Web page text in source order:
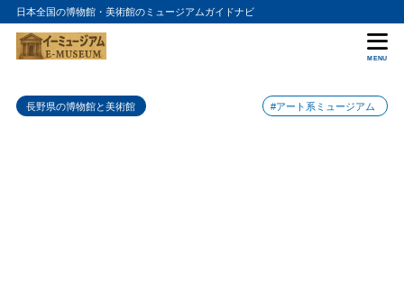
日本全国の博物館・美術館のミュージアムガイドナビ
MENU
長野県の博物館と美術館 #アート系ミュージアム
目次
1 飯山市美術館の入館料金